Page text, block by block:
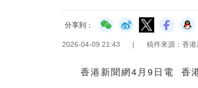
分享到：
2026-04-09 21:43 | 稿件來源：香港
香港新聞網4月9日電 香